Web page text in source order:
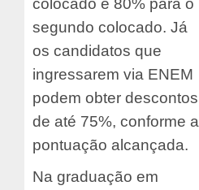
colocado e 80% para o
segundo colocado. Já
os candidatos que
ingressarem via ENEM
podem obter descontos
de até 75%, conforme a
pontuação alcançada.
Na graduação em